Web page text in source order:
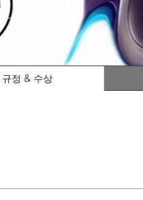
규정 & 수상